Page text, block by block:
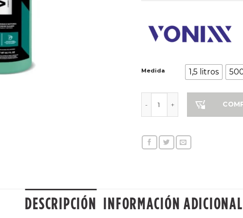
Medida 1,5 litros
DESCRIPCIÓN INFORMACIÓN ADICIONAL